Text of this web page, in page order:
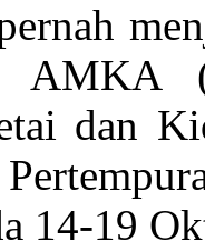
AMKA
dan
14-19